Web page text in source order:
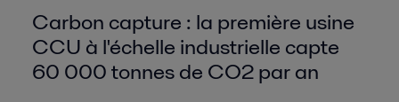
Carbon capture : la première usine
CCU à l'échelle industrielle capte
60 000 tonnes de CO2 par an